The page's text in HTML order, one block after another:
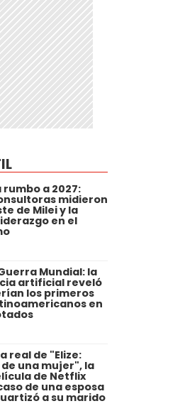
rumbo a 2027:
midieron
de Milei y la
en el
Mundial: la
artificial reveló
los primeros
en
real de "Elize:
una mujer", la
de Netflix
de una esposa
a su marido